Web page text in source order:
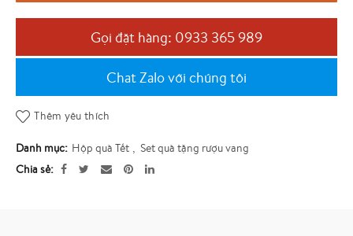
Gọi đặt hàng: 0933 365 989
Chat Zalo với chúng tôi
Thêm yêu thích
Danh mục: Hộp quà Tết , Set quà tặng rượu vang
Chia sẻ